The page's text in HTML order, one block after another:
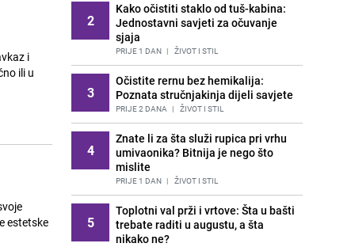
estetske
2
Kako očistiti staklo od tuš-kabina:
Jednostavni savjeti za očuvanje
sjaja
PRIJE 1 DAN | ŽIVOT I STIL
3
Očistite rernu bez hemikalija:
Poznata stručnjakinja dijeli savjete
PRIJE 2 DANA | ŽIVOT I STIL
4
Znate li za šta služi rupica pri vrhu
umivaonika? Bitnija je nego što
mislite
PRIJE 1 DAN | ŽIVOT I STIL
5
Toplotni val prži i vrtove: Šta u bašti
trebate raditi u augustu, a šta
nikako ne?